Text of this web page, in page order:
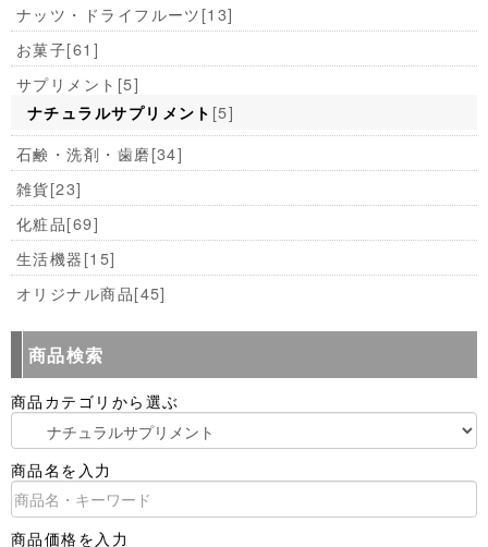
ナッツ・ドライフルーツ[13]
お菓子[61]
サプリメント [5]
ナチュラルサプリメント [5]
石鹸・洗剤・歯磨[34]
雑貨[23]
化粧品[69]
生活機器[15]
オリジナル商品[45]
商品検索
商品カテゴリから選ぶ
商品名を入力
商品価格を入力